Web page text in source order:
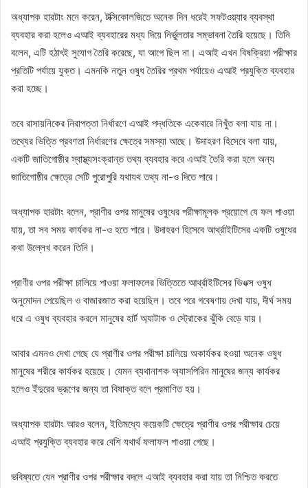
অধ্যাপক হারটাং মনে করেন, টক্সিকোলজিতে অনেক দিন ধরেই সফটওয়্যার ব্যবস্থা
ব্যবহার করা হলেও এআই ব্যবহারের মধ্য দিয়ে নির্ভুলতার সম্ভাবনা তৈরি হয়েছে। তিনি
বলেন, এটি হঠাৎই সুযোগ তৈরি করেছে, যা আগে ছিল না। এআই এখন বিষক্রিয়া পরীক্ষার
প্রতিটি পর্যায়ে যুক্ত। এমনকি নতুন ওষুধ তৈরির প্রথম পর্যায়েও এআই প্রযুক্তি ব্যবহার
করা হচ্ছে।
তবে রাসায়নিকের নিরাপত্তা নির্ধারণে এআই পদ্ধতিকে একেবারে নিখুঁত বলা যায় না।
তথ্যের ভিত্তি প্রবণতা নির্ধারণের ক্ষেত্রে সমস্যা আছে। উদাহরণ হিসেবে বলা যায়,
একটি জাতিগোষ্ঠীর স্বাস্থ্যসংক্রান্ত তথ্য ব্যবহার করে এআই তৈরি করা হলে অন্য
জাতিগোষ্ঠীর ক্ষেত্রে সেটি পুরোপুরি যথাযথ তথ্য না-ও দিতে পারে।
অধ্যাপক হারটাং বলেন, প্রাণীর ওপর মানুষের ওষুধের পরীক্ষামূলক প্রয়োগে যে ফল পাওয়া
যায়, তা সব সময় কার্যকর না-ও হতে পারে। উদাহরণ হিসেবে আর্থ্রাইটিসের একটি ওষুধের
কথা উল্লেখ করেন তিনি।
প্রাণীর ওপর পরীক্ষা চালিয়ে পাওয়া ফলাফলের ভিত্তিতে আর্থ্রাইটিসের ভিওক্স ওষুধ
অনুমোদন পেয়েছিল ও বাজারজাত করা হয়েছিল। তবে পরে গবেষণায় দেখা যায়, দীর্ঘ সময়
ধরে এ ওষুধ ব্যবহার করলে মানুষের হার্ট অ্যাটাক ও স্ট্রোকের ঝুঁকি বেড়ে যায়।
আবার এমনও দেখা গেছে যে প্রাণীর ওপর পরীক্ষা চালিয়ে অকার্যকর হওয়া অনেক ওষুধ
মানুষের শরীরে কার্যকর হয়েছে। যেমন ব্যথানাশক অ্যাসপিরিন মানুষের জন্য কার্যকর
হলেও ইঁদুরের ভ্রূণের জন্য তা বিষাক্ত বলে প্রমাণিত হয়।
অধ্যাপক হারটাং আরও বলেন, ইতিমধ্যে কয়েকটি ক্ষেত্রে প্রাণীর ওপর পরীক্ষার চেয়ে
এআই প্রযুক্তি ব্যবহার করে বেশি যথার্থ ফলাফল পাওয়া গেছে।
ভবিষ্যতে যেন প্রাণীর ওপর পরীক্ষার বদলে এআই ব্যবহার করা যায় তা নিশ্চিত করতে